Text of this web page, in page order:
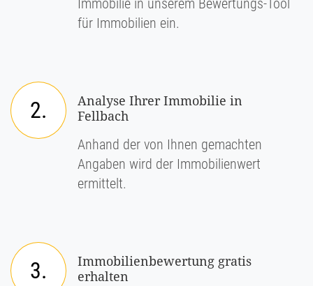
Immobilie in unserem Bewertungs-Tool
für Immobilien ein.
2.
Analyse Ihrer Immobilie in
Fellbach
Anhand der von Ihnen gemachten
Angaben wird der Immobilienwert
ermittelt.
3.
Immobilienbewertung gratis
erhalten